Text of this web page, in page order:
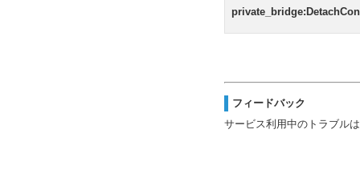
フィードバック
サービス利用中のトラブル